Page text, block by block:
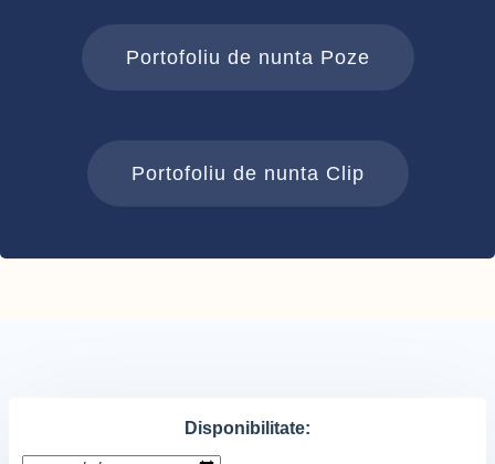
Portofoliu de nunta Poze
Portofoliu de nunta Clip
Disponibilitate: